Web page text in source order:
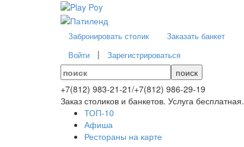
Забронировать столик
Заказать банкет
Войти
| Зарегистрироваться
поиск
+7(812) 983-21-21/+7(812) 986-29-19
Заказ столиков и банкетов. Услуга бесплатная.
ТОП-10
Афиша
Рестораны на карте